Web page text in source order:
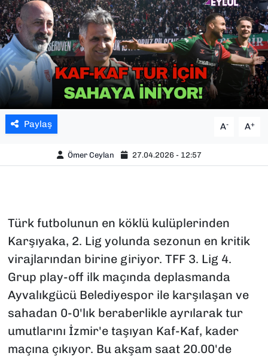
Paylaş A- A+
Ömer Ceylan 27.04.2026 - 12:57
Türk futbolunun en köklü kulüplerinden
Karşıyaka, 2. Lig yolunda sezonun en kritik
virajlarından birine giriyor. TFF 3. Lig 4.
Grup play-off ilk maçında deplasmanda
Ayvalıkgücü Belediyespor ile karşılaşan ve
sahadan 0-0'lık beraberlikle ayrılarak tur
umutlarını İzmir'e taşıyan Kaf-Kaf, kader
maçına çıkıyor. Bu akşam saat 20.00'de